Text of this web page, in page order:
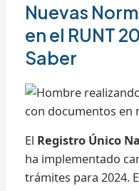
Nuevas
en el RUNT
Saber
El Registro Único
ha implementado
trámites para 2024.